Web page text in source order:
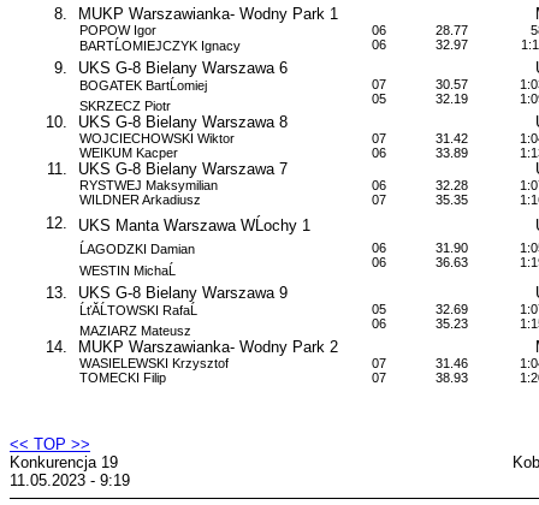
8. MUKP Warszawianka- Wodny Park 1
POPOW Igor
BARTĹOMIEJCZYK Ignacy
06
06
28.77
32.97
9. UKS G-8 Bielany Warszawa 6
BOGATEK BartĹomiej
SKRZECZ Piotr
07
05
30.57
32.19
10. UKS G-8 Bielany Warszawa 8
WOJCIECHOWSKI Wiktor
WEIKUM Kacper
07
06
31.42
33.89
11. UKS G-8 Bielany Warszawa 7
RYSTWEJ Maksymilian
WILDNER Arkadiusz
06
07
32.28
35.35
12. UKS Manta Warszawa WĹochy 1
ĹAGODZKI Damian
WESTIN MichaĹ
06
06
31.90
36.63
13. UKS G-8 Bielany Warszawa 9
ĹťĂĹTOWSKI RafaĹ
MAZIARZ Mateusz
05
06
32.69
35.23
14. MUKP Warszawianka- Wodny Park 2
WASIELEWSKI Krzysztof
TOMECKI Filip
07
07
31.46
38.93
<< TOP >>
Konkurencja 19
11.05.2023 - 9:19